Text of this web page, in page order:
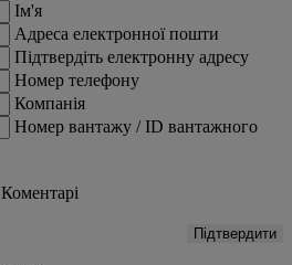
Ім'я
Адреса електронної пошти
Підтвердіть електронну адресу
Номер телефону
Компанія
Номер вантажу / ID вантажного
Коментарі
Підтвердити